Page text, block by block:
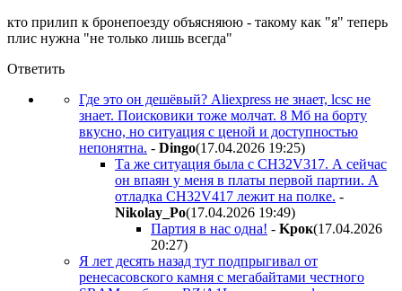
кто прилип к бронепоезду объясняюю - такому как "я" теперь
плис нужна "не только лишь всегда"
Ответить
Где это он дешёвый? Aliexpress не знает, lcsc не
знает. Поисковики тоже молчат. 8 Мб на борту
вкусно, но ситуация с ценой и доступностью
непонятна. - Dingo(17.04.2026 19:25)
Та же ситуация была с CH32V317. А сейчас
он впаян у меня в платы первой партии. А
отладка CH32V417 лежит на полке. -
Nikolay_Po(17.04.2026 19:49)
Партия в нас одна! - Kpoк(17.04.2026
20:27)
Я лет десять назад тут подпрыгивал от
ренесасовского камня с мегабайтами честного